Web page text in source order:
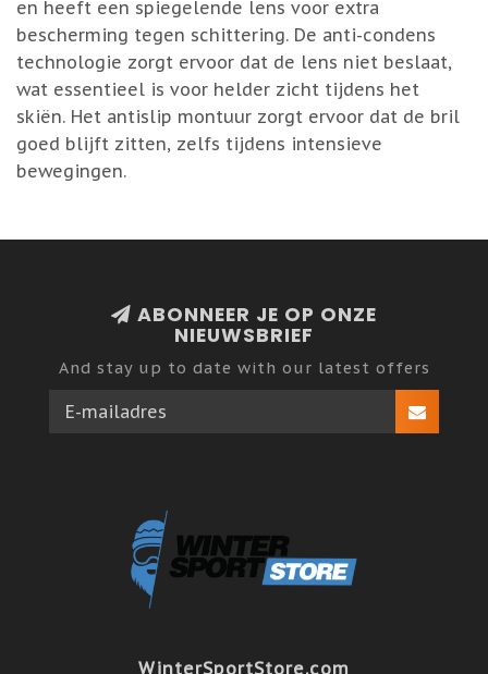
en heeft een spiegelende lens voor extra
bescherming tegen schittering. De anti-condens
technologie zorgt ervoor dat de lens niet beslaat,
wat essentieel is voor helder zicht tijdens het
skiën. Het antislip montuur zorgt ervoor dat de bril
goed blijft zitten, zelfs tijdens intensieve
bewegingen.
ABONNEER JE OP ONZE
NIEUWSBRIEF
And stay up to date with our latest offers
WinterSportStore.com